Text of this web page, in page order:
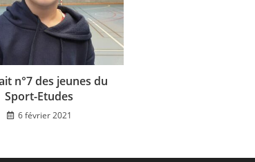
n°7 des jeunes du
Sport-Etudes
6 février 2021